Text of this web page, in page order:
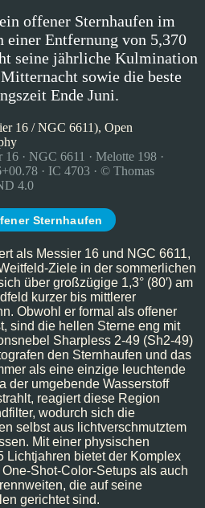
offener Sternhaufen im
einer Entfernung von 5,370
seine jährliche Kulmination
sowie die beste
Ende Juni.
16 · NGC 6611 · Melotte 198 ·
· IC 4703 · © Thomas
4.0
Sternhaufen
als Messier 16 und NGC 6611,
Ziele in der sommerlichen
über großzügige 1,3° (80′) am
kurzer bis mittlerer
Obwohl er formal als offener
sind die hellen Sterne eng mit
Sharpless 2-49 (Sh2-49)
den Sternhaufen und das
als eine einzige leuchtende
der umgebende Wasserstoff
reagiert diese Region
wodurch sich die
selbst aus lichtverschmutztem
Mit einer physischen
Lichtjahren bietet der Komplex
Shot-Color-Setups als auch
die auf seine
gerichtet sind.